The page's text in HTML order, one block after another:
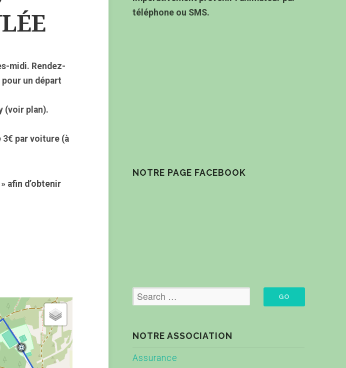
midi. Rendez-
pour un départ
(voir plan).
par voiture (à
afin d’obtenir
téléphone ou SMS.
NOTRE PAGE FACEBOOK
NOTRE ASSOCIATION
Assurance